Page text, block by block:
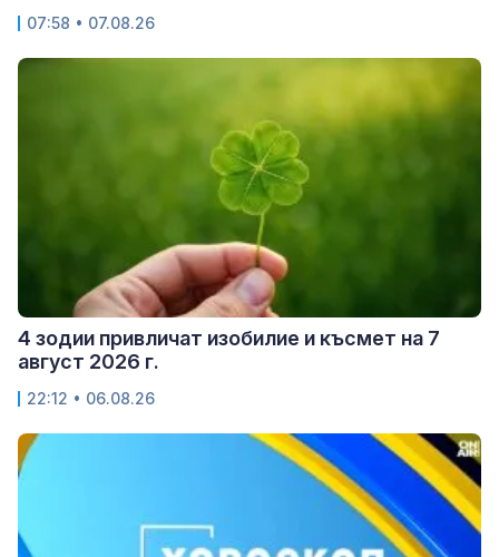
07:58 • 07.08.26
4 зодии привличат изобилие и късмет на 7
август 2026 г.
22:12 • 06.08.26